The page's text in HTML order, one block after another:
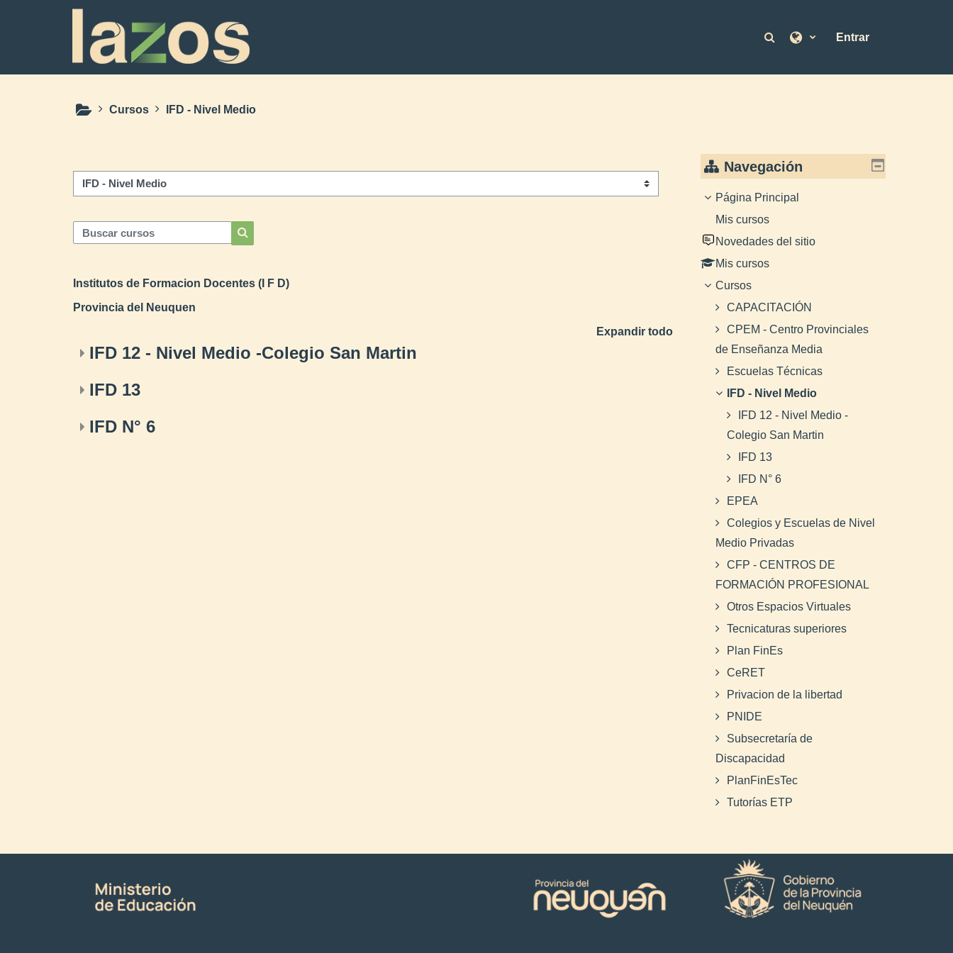
Selector de búsqueda de
Entrar
Cursos IFD - Nivel Medio
Categorías
Buscar cursos
Buscar cursos
Institutos de Formacion Docentes (I F D)
Provincia del Neuquen
Expandir todo
IFD 12 - Nivel Medio -Colegio San Martin
IFD 13
IFD N° 6
Navegación
Página Principal
Mis cursos
Novedades del sitio
Mis cursos
Cursos
CAPACITACIÓN
CPEM - Centro Provinciales
de Enseñanza Media
Escuelas Técnicas
IFD - Nivel Medio
IFD 12 - Nivel Medio -
Colegio San Martin
IFD 13
IFD N° 6
EPEA
Colegios y Escuelas de Nivel
Medio Privadas
CFP - CENTROS DE
FORMACIÓN PROFESIONAL
Otros Espacios Virtuales
Tecnicaturas superiores
Plan FinEs
CeRET
Privacion de la libertad
PNIDE
Subsecretaría de
Discapacidad
PlanFinEsTec
Tutorías ETP